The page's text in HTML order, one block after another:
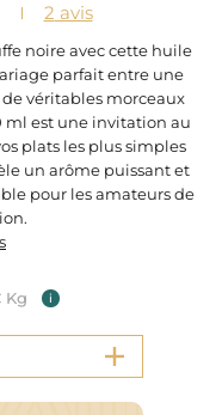
2 avis
noire avec cette huile
parfait entre une
véritables morceaux
ml est une invitation au
plats les plus simples
un arôme puissant et
pour les amateurs de
Kg i